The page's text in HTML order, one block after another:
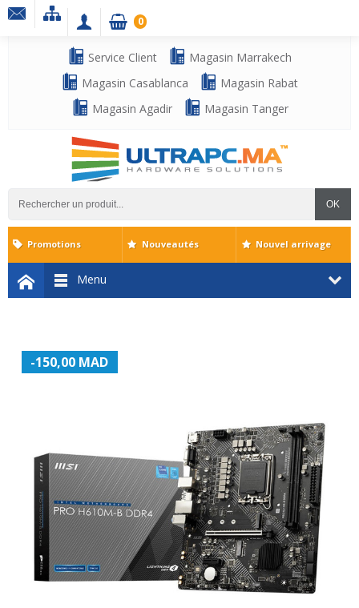
Service Client
Magasin Marrakech
Magasin Casablanca
Magasin Rabat
Magasin Agadir
Magasin Tanger
OK
0
Menu
Promotions Nouveautés Nouvel arrivage
-150,00 MAD